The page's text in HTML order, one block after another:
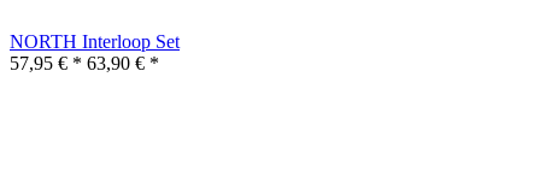
NORTH Interloop Set
57,95 € * 63,90 € *